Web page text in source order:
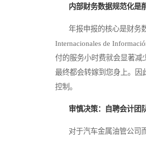
内部财务数据规范化是
年报申报的核心是财务数
Internacionales de
付的服务小时费就会显著减
最终都会转嫁到您身上。因
控制。
审慎决策：自聘会计团
对于汽车金属油管公司而